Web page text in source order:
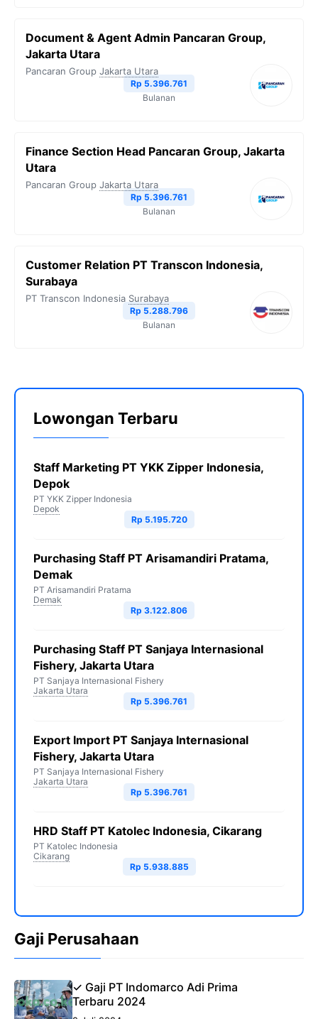
Document & Agent Admin Pancaran Group,
Jakarta Utara
Pancaran Group Jakarta Utara
Rp 5.396.761
Bulanan
Finance Section Head Pancaran Group, Jakarta
Utara
Pancaran Group Jakarta Utara
Rp 5.396.761
Bulanan
Customer Relation PT Transcon Indonesia,
Surabaya
PT Transcon Indonesia Surabaya
Rp 5.288.796
Bulanan
Lowongan Terbaru
Staff Marketing PT YKK Zipper Indonesia,
Depok
PT YKK Zipper Indonesia
Depok
Rp 5.195.720
Purchasing Staff PT Arisamandiri Pratama,
Demak
PT Arisamandiri Pratama
Demak
Rp 3.122.806
Purchasing Staff PT Sanjaya Internasional
Fishery, Jakarta Utara
PT Sanjaya Internasional Fishery
Jakarta Utara
Rp 5.396.761
Export Import PT Sanjaya Internasional
Fishery, Jakarta Utara
PT Sanjaya Internasional Fishery
Jakarta Utara
Rp 5.396.761
HRD Staff PT Katolec Indonesia, Cikarang
PT Katolec Indonesia
Cikarang
Rp 5.938.885
Gaji Perusahaan
✓ Gaji PT Indomarco Adi Prima
Terbaru 2024